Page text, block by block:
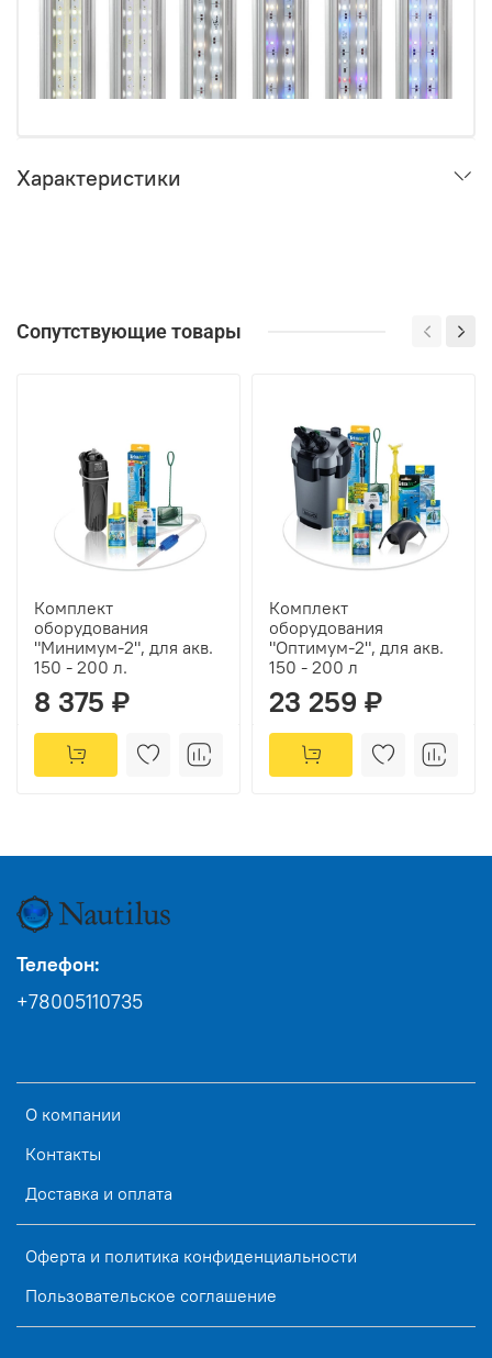
Характеристики
Сопутствующие товары
Комплект
оборудования
"Минимум-2", для акв.
150 - 200 л.
8 375 ₽
Комплект
оборудования
"Оптимум-2", для акв.
150 - 200 л
23 259 ₽
О компании
Контакты
Доставка и оплата
Оферта и политика конфиденциальности
Пользовательское соглашение
Телефон:
+78005110735